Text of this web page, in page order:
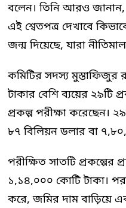
বলেন। তিনি আরও
এই শ্বেতপত্র দেখাবে
জন্ম দিয়েছে, যারা
কমিটির সদস্য মুস্তাফিজুর
টাকার বেশি ব্যয়ের ২৯টি
প্রকল্প পরীক্ষা করেছেন।
৮৭ বিলিয়ন ডলার বা
পরীক্ষিত সাতটি প্রকল্পের
১,১৪,০০০ কোটি টাকা।
করে, জমির দাম বাড়িয়ে